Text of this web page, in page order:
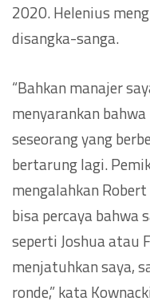
2020. Helenius
disangka-sanga.
“Bahkan manajer
menyarankan
seseorang yang
bertarung lagi.
mengalahkan
bisa percaya bahwa
seperti Joshua atau
menjatuhkan saya,
ronde,” kata